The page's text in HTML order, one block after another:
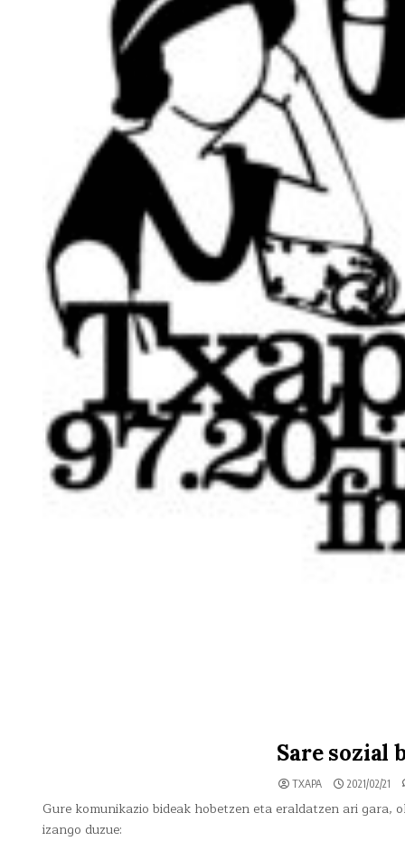
Sare sozial
TXAPA 2021/02/21
Gure komunikazio bideak hobetzen eta eraldatzen ari
izango duzue: